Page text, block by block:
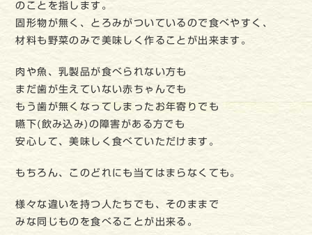
のことを指します。
固形物が無く、とろみがついているので食べやすく、
材料も野菜のみで美味しく作ることが出来ます。
肉や魚、乳製品が食べられない方も
まだ歯が生えていない赤ちゃんでも
もう歯が無くなってしまったお年寄りでも
嚥下(飲み込み)の障害がある方でも
安心して、美味しく食べていただけます。
もちろん、このどれにも当てはまらなくても。
様々な違いを持つ人たちでも、そのままで
みな同じものを食べることが出来る。